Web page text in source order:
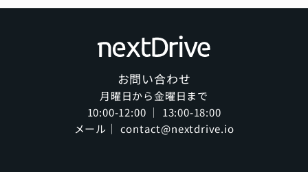
お問い合わせ
月曜日から金曜日まで
10:00-12:00 ｜ 13:00-18:00
メール｜ contact@nextdrive.io